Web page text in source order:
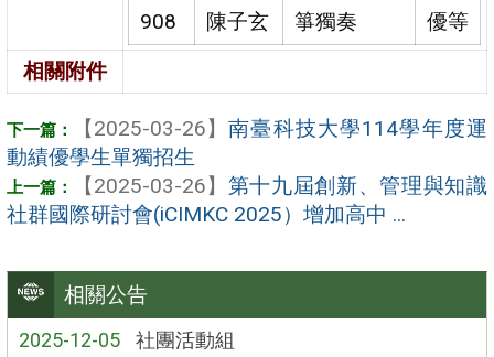
相關公告
2025-12-05 社團活動組
908 陳子玄 箏獨奏
優等
相關附件
【2025-03-26】 南臺科技大學114學年度運
動績優學生單獨招生
【2025-03-26】 第十九屆創新、管理與知識
社群國際研討會(iCIMKC 2025）增加高中 ...